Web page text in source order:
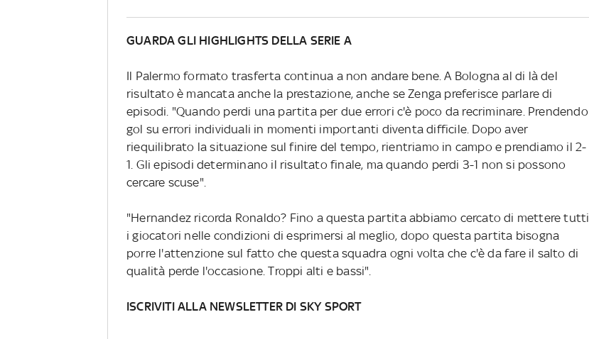
GUARDA GLI HIGHLIGHTS DELLA SERIE A
Il Palermo formato trasferta continua a non andare bene. A Bologna al di là del
risultato è mancata anche la prestazione, anche se Zenga preferisce parlare di
episodi. "Quando perdi una partita per due errori c'è poco da recriminare. Prendendo
gol su errori individuali in momenti importanti diventa difficile. Dopo aver
riequilibrato la situazione sul finire del tempo, rientriamo in campo e prendiamo il 2-
1. Gli episodi determinano il risultato finale, ma quando perdi 3-1 non si possono
cercare scuse".
"Hernandez ricorda Ronaldo? Fino a questa partita abbiamo cercato di mettere tutti
i giocatori nelle condizioni di esprimersi al meglio, dopo questa partita bisogna
porre l'attenzione sul fatto che questa squadra ogni volta che c'è da fare il salto di
qualità perde l'occasione. Troppi alti e bassi".
ISCRIVITI ALLA NEWSLETTER DI SKY SPORT